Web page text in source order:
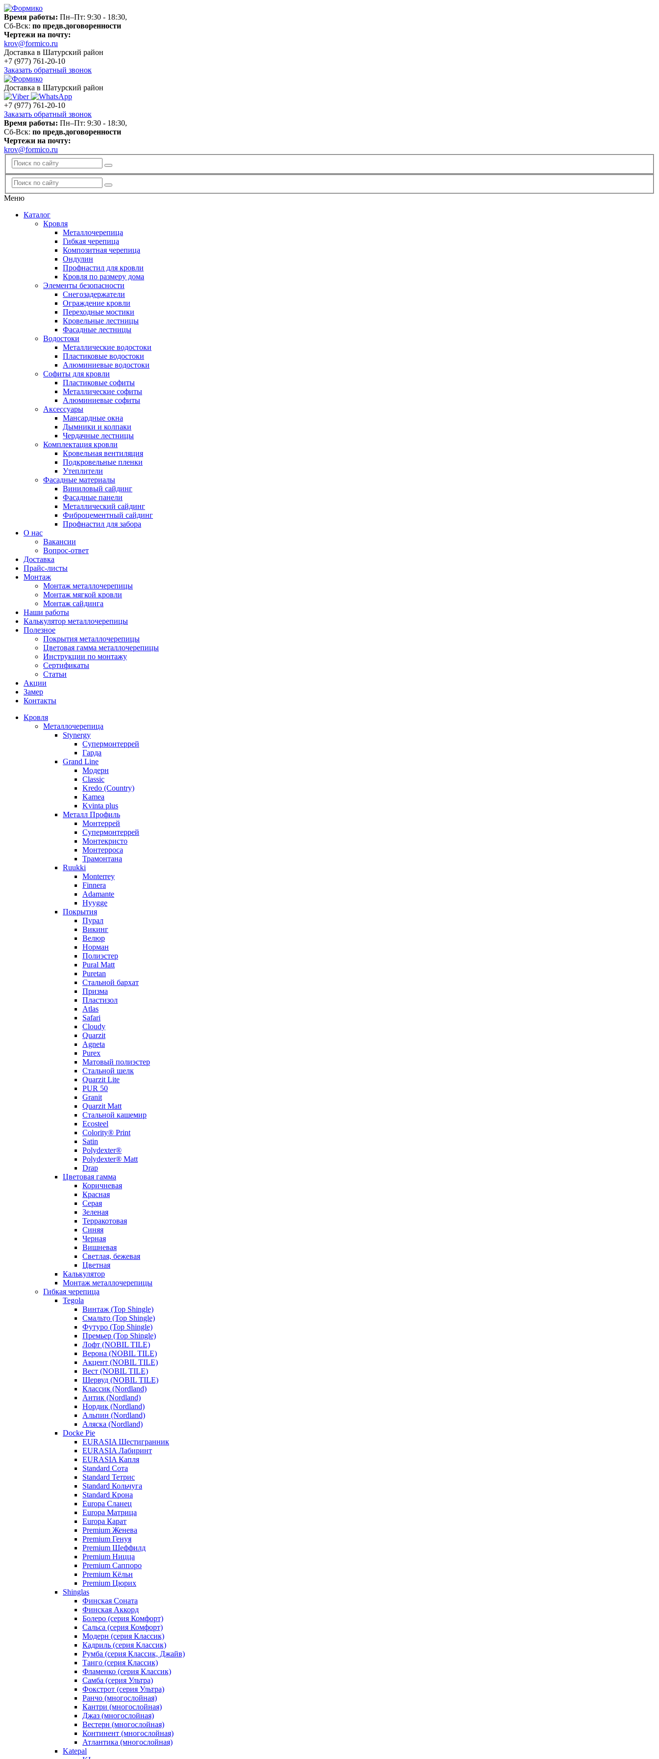
Время работы: Пн–Пт: 9:30 - 18:30,
Сб-Вск: по предв.договоренности
Чертежи на почту:
krov@formico.ru
Доставка в Шатурский район
+7 (977) 761-20-10
Заказать обратный звонок
Доставка в Шатурский район
+7 (977) 761-20-10
Заказать обратный звонок
Время работы: Пн–Пт: 9:30 - 18:30,
Сб-Вск: по предв.договоренности
Чертежи на почту:
krov@formico.ru
Меню
Каталог
Кровля
Металлочерепица
Гибкая черепица
Композитная черепица
Ондулин
Профнастил для кровли
Кровля по размеру дома
Элементы безопасности
Снегозадержатели
Ограждение кровли
Переходные мостики
Кровельные лестницы
Фасадные лестницы
Водостоки
Металлические водостоки
Пластиковые водостоки
Алюминиевые водостоки
Софиты для кровли
Пластиковые софиты
Металлические софиты
Алюминиевые софиты
Аксессуары
Мансардные окна
Дымники и колпаки
Чердачные лестницы
Комплектация кровли
Кровельная вентиляция
Подкровельные пленки
Утеплители
Фасадные материалы
Виниловый сайдинг
Фасадные панели
Металлический сайдинг
Фиброцементный сайдинг
Профнастил для забора
О нас
Вакансии
Вопрос-ответ
Доставка
Прайс-листы
Монтаж
Монтаж металлочерепицы
Монтаж мягкой кровли
Монтаж сайдинга
Наши работы
Калькулятор металлочерепицы
Полезное
Покрытия металлочерепицы
Цветовая гамма металлочерепицы
Инструкции по монтажу
Сертификаты
Статьи
Акции
Замер
Контакты
Кровля
Металлочерепица
Stynergy
Супермонтеррей
Гарда
Grand Line
Модерн
Classic
Kredo (Country)
Kamea
Kvinta plus
Металл Профиль
Монтеррей
Супермонтеррей
Монтекристо
Монтерроса
Трамонтана
Ruukki
Monterrey
Finnera
Adamante
Hyygge
Покрытия
Пурал
Викинг
Велюр
Норман
Полиэстер
Pural Matt
Puretan
Стальной бархат
Призма
Пластизол
Atlas
Safari
Cloudy
Quarzit
Agneta
Purex
Матовый полиэстер
Стальной шелк
Quarzit Lite
PUR 50
Granit
Quarzit Matt
Стальной кашемир
Ecosteel
Colority® Print
Satin
Polydexter®
Polydexter® Matt
Drap
Цветовая гамма
Коричневая
Красная
Серая
Зеленая
Терракотовая
Синяя
Черная
Вишневая
Светлая, бежевая
Цветная
Калькулятор
Монтаж металлочерепицы
Гибкая черепица
Tegola
Винтаж (Top Shingle)
Смальто (Top Shingle)
Футуро (Top Shingle)
Премьер (Top Shingle)
Лофт (NOBIL TILE)
Верона (NOBIL TILE)
Акцент (NOBIL TILE)
Вест (NOBIL TILE)
Шервуд (NOBIL TILE)
Классик (Nordland)
Антик (Nordland)
Нордик (Nordland)
Альпин (Nordland)
Аляска (Nordland)
Docke Pie
EURASIA Шестигранник
EURASIA Лабиринт
EURASIA Капля
Standard Сота
Standard Тетрис
Standard Кольчуга
Standard Крона
Europa Сланец
Europa Матрица
Europa Карат
Premium Женева
Premium Генуя
Premium Шеффилд
Premium Ницца
Premium Саппоро
Premium Кёльн
Premium Цюрих
Shinglas
Финская Соната
Финская Аккорд
Болеро (серия Комфорт)
Сальса (серия Комфорт)
Модерн (серия Классик)
Кадриль (серия Классик)
Румба (серия Классик, Джайв)
Танго (серия Классик)
Фламенко (серия Классик)
Самба (серия Ультра)
Фокстрот (серия Ультра)
Ранчо (многослойная)
Кантри (многослойная)
Джаз (многослойная)
Вестерн (многослойная)
Континент (многослойная)
Атлантика (многослойная)
Katepal